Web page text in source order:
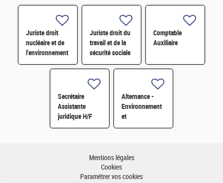
Juriste droit
nucléaire et de
l'environnement
H/F
Juriste droit du
travail et de la
sécurité sociale
H/F
Comptable
Auxiliaire
Secrétaire
Assistante
juridique H/F
Alternance -
Environnement
et
développement
Mentions légales
Cookies
Paramétrer vos cookies